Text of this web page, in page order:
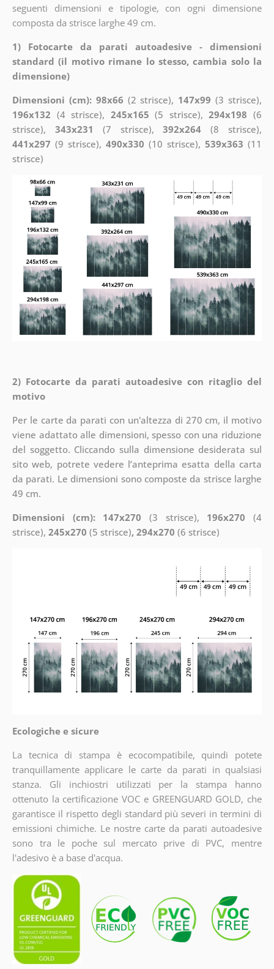
seguenti dimensioni e tipologie, con ogni dimensione
composta da strisce larghe 49 cm.
1) Fotocarte da parati autoadesive - dimensioni
standard (il motivo rimane lo stesso, cambia solo la
dimensione)
Dimensioni (cm): 98x66 (2 strisce), 147x99 (3 strisce),
196x132 (4 strisce), 245x165 (5 strisce),294x198 (6
strisce), 343x231 (7 strisce),392x264 (8 strisce),
441x297 (9 strisce), 490x330 (10 strisce),539x363 (11
strisce)
2) Fotocarte da parati autoadesive con ritaglio del
motivo
Per le carte da parati con un'altezza di 270 cm, il motivo
viene adattato alle dimensioni, spesso con una riduzione
del soggetto. Cliccando sulla dimensione desiderata sul
sito web, potrete vedere l’anteprima esatta della carta
da parati. Le dimensioni sono composte da strisce larghe
49 cm.
Dimensioni (cm): 147x270 (3 strisce), 196x270 (4
strisce), 245x270 (5 strisce), 294x270 (6 strisce)
Ecologiche e sicure
La tecnica di stampa è ecocompatibile, quindi potete
tranquillamente applicare le carte da parati in qualsiasi
stanza. Gli inchiostri utilizzati per la stampa hanno
ottenuto la certificazione VOC e GREENGUARD GOLD, che
garantisce il rispetto degli standard più severi in termini di
emissioni chimiche. Le nostre carte da parati autoadesive
sono tra le poche sul mercato prive di PVC, mentre
l'adesivo è a base d'acqua.